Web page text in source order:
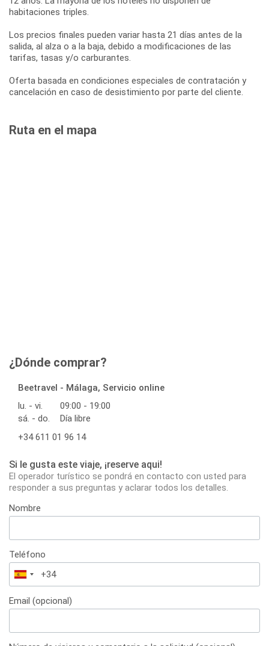
habitaciones triples.
Los precios finales pueden variar hasta 21 días antes de la
salida, al alza o a la baja, debido a modificaciones de las
tarifas, tasas y/o carburantes.
Oferta basada en condiciones especiales de contratación y
cancelación en caso de desistimiento por parte del cliente.
Ruta en el mapa
¿Dónde comprar?
Beetravel - Málaga, Servicio online
lu. - vi.
09:00 - 19:00
sá. - do.
Día libre
+34 611 01 96 14
Si le gusta este viaje, ¡reserve aqui!
El operador turístico se pondrá en contacto con usted para
responder a sus preguntas y aclarar todos los detalles.
Nombre
Teléfono
España
+34
Email (opcional)